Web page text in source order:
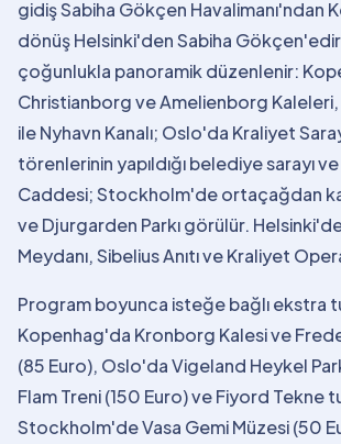
gidiş Sabiha Gökçen Havalimanı'ndan
dönüş Helsinki'den Sabiha
çoğunlukla panoramik düzenlenir:
Christianborg ve Amelienborg Kaleleri,
ile Nyhavn Kanalı; Oslo'da Kraliyet
törenlerinin yapıldığı belediye sarayı
Caddesi; Stockholm'de ortaçağdan
ve Djurgarden Parkı görülür.
Meydanı, Sibelius Anıtı ve Kraliyet
Program boyunca isteğe bağlı ekstra
Kopenhag'da Kronborg Kalesi ve
(85 Euro), Oslo'da Vigeland Heykel
Flam Treni (150 Euro) ve Fiyord Tekne
Stockholm'de Vasa Gemi Müzesi (50